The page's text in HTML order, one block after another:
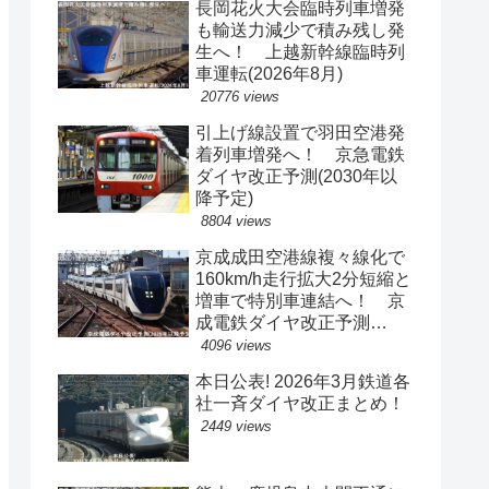
長岡花火大会臨時列車増発
も輸送力減少で積み残し発
生へ！ 上越新幹線臨時列
車運転(2026年8月)
20776 views
引上げ線設置で羽田空港発
着列車増発へ！ 京急電鉄
ダイヤ改正予測(2030年以
降予定)
8804 views
京成成田空港線複々線化で
160km/h走行拡大2分短縮と
増車で特別車連結へ！ 京
成電鉄ダイヤ改正予測
(2029年以降予定)
4096 views
本日公表! 2026年3月鉄道各
社一斉ダイヤ改正まとめ！
2449 views